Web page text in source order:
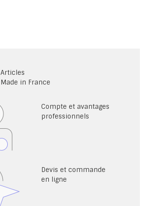
Articles
Made in France
Compte et avantages
professionnels
Devis et commande
en ligne